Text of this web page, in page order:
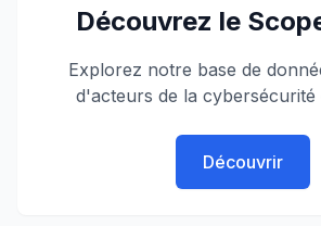
Découvrez le
Explorez notre base de
d'acteurs de la cybersécurité
Découvrir